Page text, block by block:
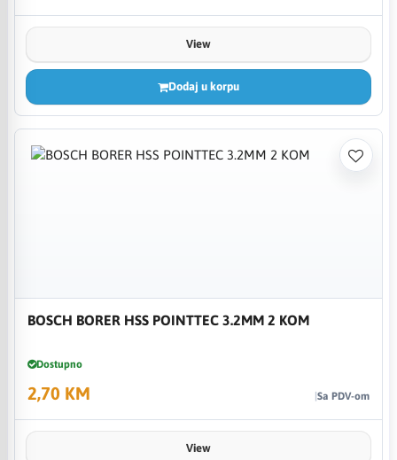
View
Dodaj u korpu
BOSCH BORER HSS POINTTEC 3.2MM 2 KOM
Dostupno
2,70 KM Sa PDV-om
View